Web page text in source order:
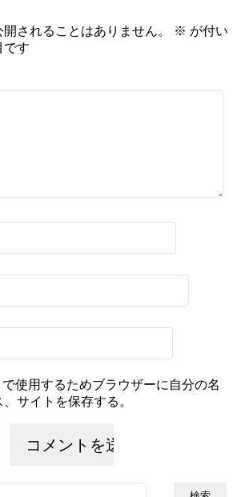
されることはありません。 ※ が付い
です
使用するためブラウザーに自分の名
サイトを保存する。